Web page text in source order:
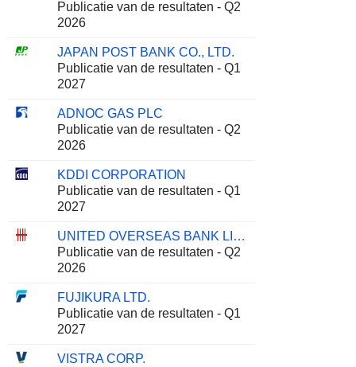
Publicatie van de resultaten - Q2
2026
JAPAN POST BANK CO., LTD.
Publicatie van de resultaten - Q1
2027
ADNOC GAS PLC
Publicatie van de resultaten - Q2
2026
KDDI CORPORATION
Publicatie van de resultaten - Q1
2027
UNITED OVERSEAS BANK LIMITED
Publicatie van de resultaten - Q2
2026
FUJIKURA LTD.
Publicatie van de resultaten - Q1
2027
VISTRA CORP.